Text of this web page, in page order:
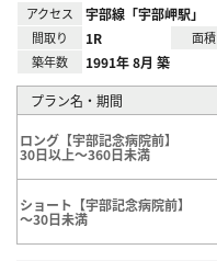
アクセス 宇部線「宇部岬駅」
間取り 1R 面積
築年数 1991年 8月 築
プラン名・期間
ロング【宇部記念病院前】
30日以上～360日未満
ショート【宇部記念病院前】
～30日未満